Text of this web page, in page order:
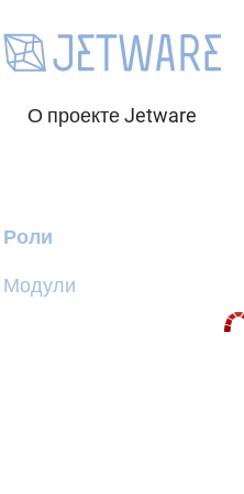
О проекте Jetware
Роли
Модули